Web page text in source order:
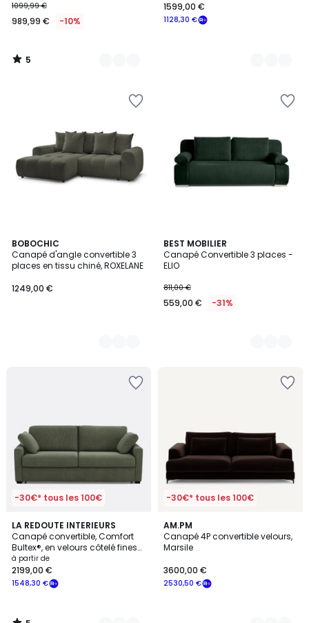
1099,99 €
989,99 € -10%
5
/
1128,30 €
1599,00 €
BOBOCHIC
Canapé d'angle convertible 3
places en tissu chiné, ROXELANE
1249,00 €
9
Couleurs
BEST MOBILIER
Canapé Convertible 3 places -
ELIO
811,00 €
559,00 € -31%
7
Couleurs
-30€* tous les 100€
LA REDOUTE INTERIEURS
Canapé convertible, Comfort
Bultex®, en velours côtelé fines
côtes, TIMOR
à partir de
1548,30 €
2199,00 €
5
/
5
5
Couleurs
-30€* tous les 100€
AM.PM
Canapé 4P convertible velours,
Marsile
2530,50 €
3600,00 €
17
Couleurs